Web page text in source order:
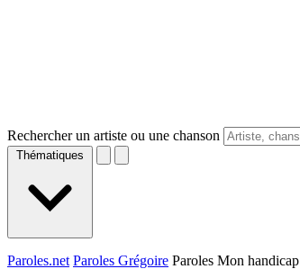
Rechercher un artiste ou une chanson
Thématiques
Paroles.net Paroles Grégoire Paroles Mon handicap